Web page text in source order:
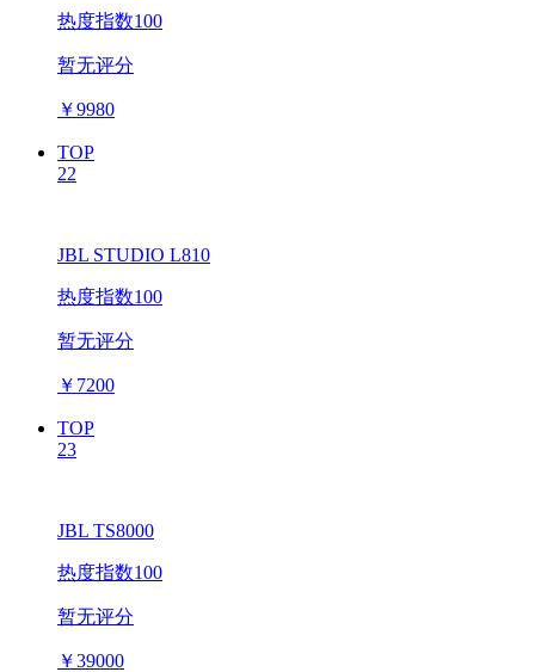
热度指数100
暂无评分
￥9980
TOP
22
JBL STUDIO L810
热度指数100
暂无评分
￥ 7200
TOP
23
JBL TS8000
热度指数100
暂无评分
￥39000